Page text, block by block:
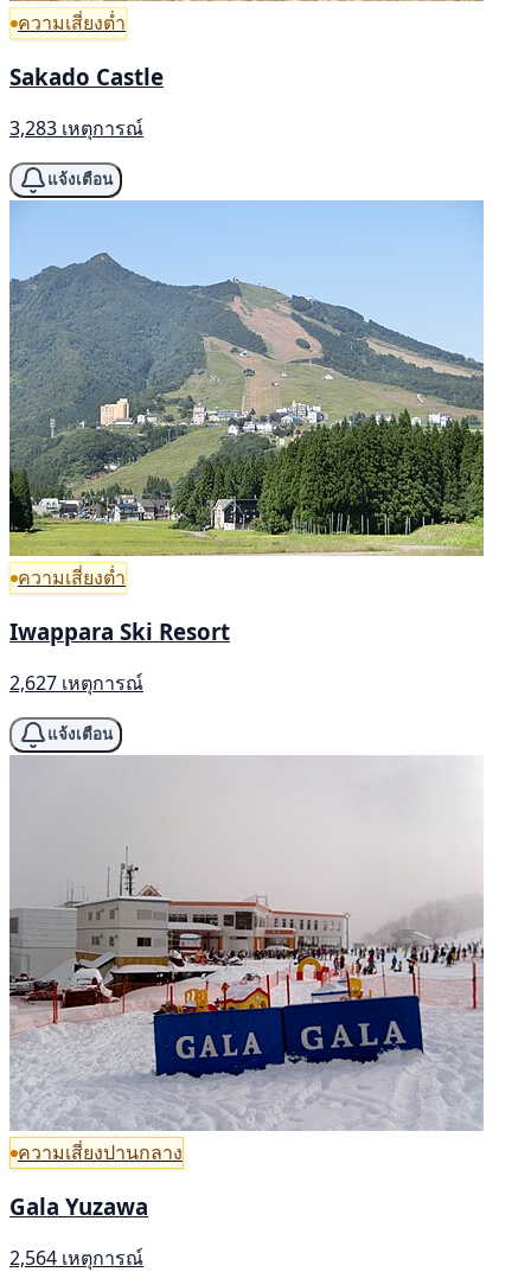
ความเสี่ยงต่ำ
Sakado Castle
3,283 เหตุการณ์
แจ้งเตือน
ความเสี่ยงต่ำ
Iwappara Ski Resort
2,627 เหตุการณ์
แจ้งเตือน
ความเสี่ยงปานกลาง
Gala Yuzawa
2,564 เหตุการณ์